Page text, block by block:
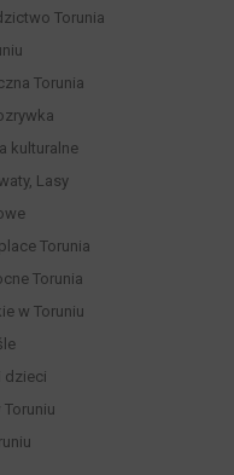
Torunia
Torunia
kulturalne
Lasy
Torunia
Torunia
w Toruniu
dzieci